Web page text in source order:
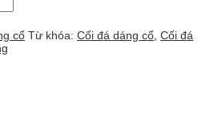
cổ Từ khóa: Cối đá dáng cổ Cối đá